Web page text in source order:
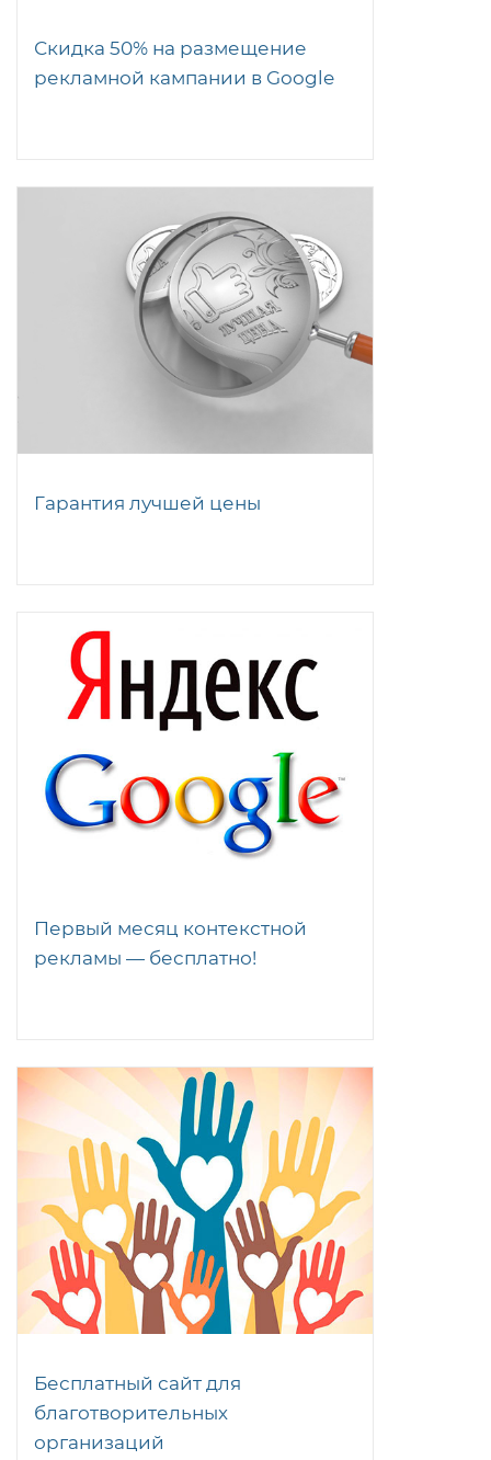
Скидка 50% на размещение
рекламной кампании в Google
Гарантия лучшей цены
Первый месяц контекстной
рекламы — бесплатно!
Бесплатный сайт для
благотворительных
организаций